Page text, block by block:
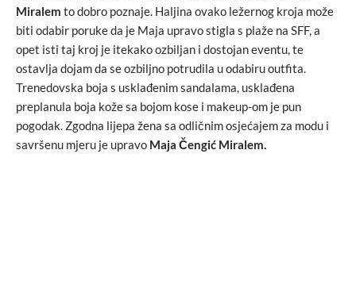
Miralem to dobro poznaje. Haljina ovako ležernog kroja može
biti odabir poruke da je Maja upravo stigla s plaže na SFF, a
opet isti taj kroj je itekako ozbiljan i dostojan eventu, te
ostavlja dojam da se ozbiljno potrudila u odabiru outfita.
Trenedovska boja s usklađenim sandalama, usklađena
preplanula boja kože sa bojom kose i makeup-om je pun
pogodak. Zgodna lijepa žena sa odličnim osjećajem za modu i
savršenu mjeru je upravo Maja Čengić Miralem.